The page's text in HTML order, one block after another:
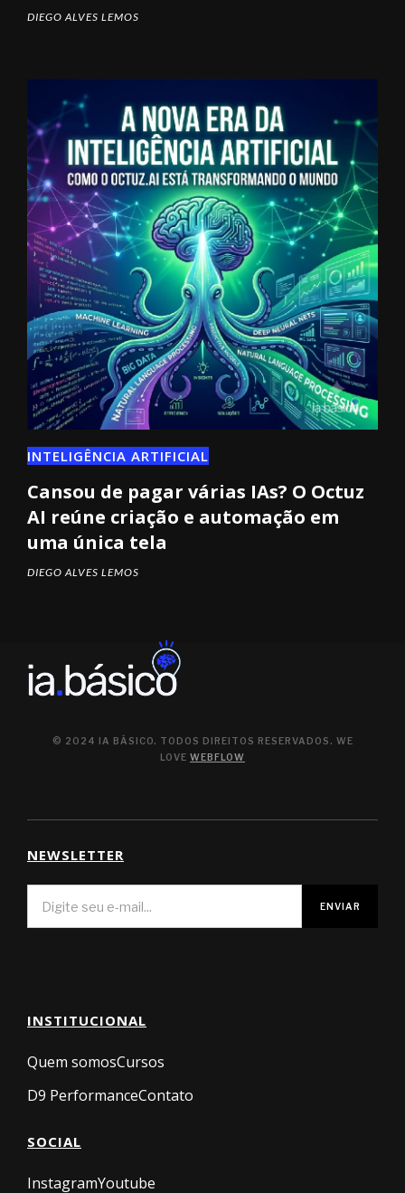
DIEGO ALVES LEMOS
INTELIGÊNCIA ARTIFICIAL
Cansou de pagar várias IAs? O Octuz
AI reúne criação e automação em
uma única tela
DIEGO ALVES LEMOS
© 2024 IA BÁSICO. TODOS DIREITOS RESERVADOS. WE
LOVE WEBFLOW
NEWSLETTER
INSTITUCIONAL
Quem somosCursos
D9 PerformanceContato
SOCIAL
InstagramYoutube